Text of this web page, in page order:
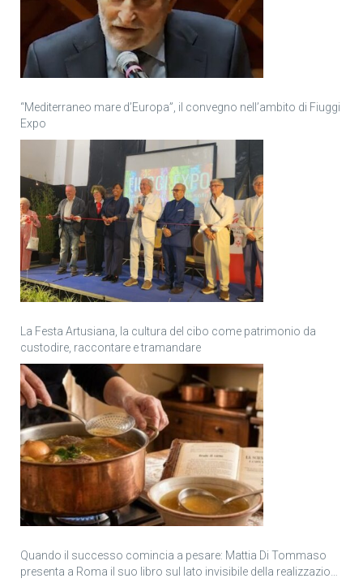
“Mediterraneo mare d’Europa”, il convegno nell’ambito di Fiuggi
Expo
La Festa Artusiana, la cultura del cibo come patrimonio da
custodire, raccontare e tramandare
Quando il successo comincia a pesare: Mattia Di Tommaso
presenta a Roma il suo libro sul lato invisibile della realizzazione